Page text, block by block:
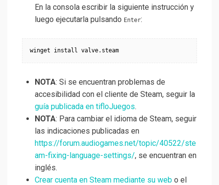
En la consola escribir la siguiente instrucción y
luego ejecutarla pulsando Enter:
NOTA: Si se encuentran problemas de
accesibilidad con el cliente de Steam, seguir la
guía publicada en tifloJuegos.
NOTA: Para cambiar el idioma de Steam, seguir
las indicaciones publicadas en
https://forum.audiogames.net/topic/40522/ste
am-fixing-language-settings/, se encuentran en
inglés.
Crear cuenta en Steam mediante su web o el